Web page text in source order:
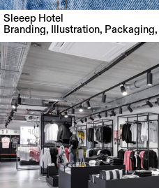
Sleeep Hotel
Branding, Illustration, Packaging,